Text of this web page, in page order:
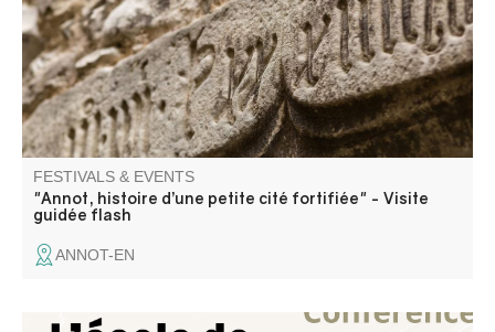
FESTIVALS & EVENTS
"Annot, histoire d’une petite cité fortifiée" - Visite
guidée flash
ANNOT-EN